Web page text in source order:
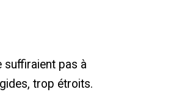
suffiraient pas à
trop étroits.